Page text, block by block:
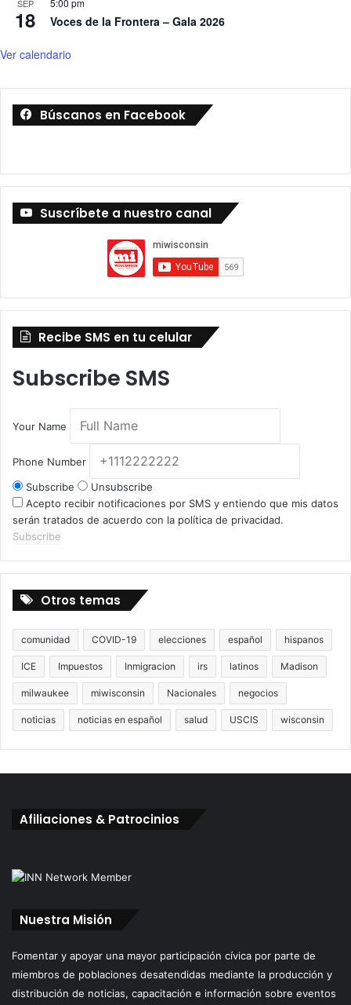
SEP
18
5:00 pm
Voces de la Frontera – Gala 2026
Ver calendario
Búscanos en Facebook
Suscríbete a nuestro canal
Recibe SMS en tu celular
Subscribe SMS
Your Name
Phone Number
Subscribe
Unsubscribe
Acepto recibir notificaciones por SMS y entiendo que mis datos
serán tratados de acuerdo con la política de privacidad.
Subscribe
Otros temas
comunidad COVID-19 elecciones español hispanos
ICE Impuestos Inmigracion irs latinos Madison
milwaukee miwisconsin Nacionales negocios
noticias noticias en español salud USCIS wisconsin
Afiliaciones & Patrocinios
Nuestra Misión
Fomentar y apoyar una mayor participación cívica por parte de
miembros de poblaciones desatendidas mediante la producción y
distribución de noticias, capacitación e información sobre eventos